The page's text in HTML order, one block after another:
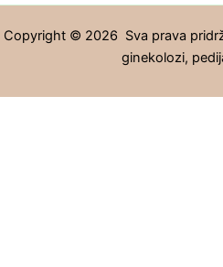
Copyright © 2026 Sva prava
ginekolozi,